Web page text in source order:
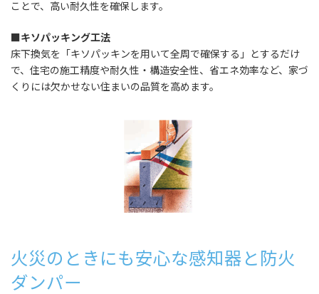
ことで、高い耐久性を確保します。
■キソパッキング工法
床下換気を「キソパッキンを用いて全周で確保する」とするだけ
で、住宅の施工精度や耐久性・構造安全性、省エネ効率など、家づ
くりには欠かせない住まいの品質を高めます。
火災のときにも安心な感知器と防火
ダンパー